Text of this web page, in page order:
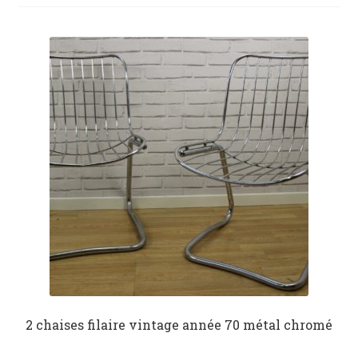
Mon devis
Contact
2 chaises filaire vintage année 70 métal chromé